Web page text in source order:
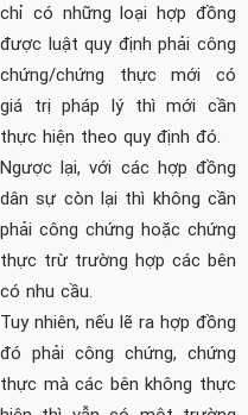
chỉ có những loại hợp đồng
được luật quy định phải công
chứng/chứng thực mới có
giá trị pháp lý thì mới cần
thực hiện theo quy định đó.
Ngược lại, với các hợp đồng
dân sự còn lại thì không cần
phải công chứng hoặc chứng
thực trừ trường hợp các bên
có nhu cầu.
Tuy nhiên, nếu lẽ ra hợp đồng
đó phải công chứng, chứng
thực mà các bên không thực